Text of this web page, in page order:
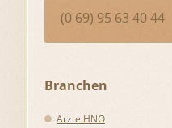
(0 69) 95 63 40 44
Branchen
Ärzte HNO